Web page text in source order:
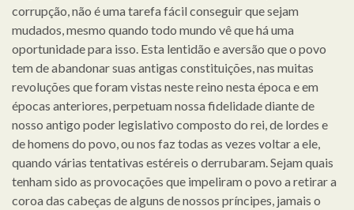
corrupção, não é uma tarefa fácil conseguir que sejam
mudados, mesmo quando todo mundo vê que há uma
oportunidade para isso. Esta lentidão e aversão que o povo
tem de abandonar suas antigas constituições, nas muitas
revoluções que foram vistas neste reino nesta época e em
épocas anteriores, perpetuam nossa fidelidade diante de
nosso antigo poder legislativo composto do rei, de lordes e
de homens do povo, ou nos faz todas as vezes voltar a ele,
quando várias tentativas estéreis o derrubaram. Sejam quais
tenham sido as provocações que impeliram o povo a retirar a
coroa das cabeças de alguns de nossos príncipes, jamais o